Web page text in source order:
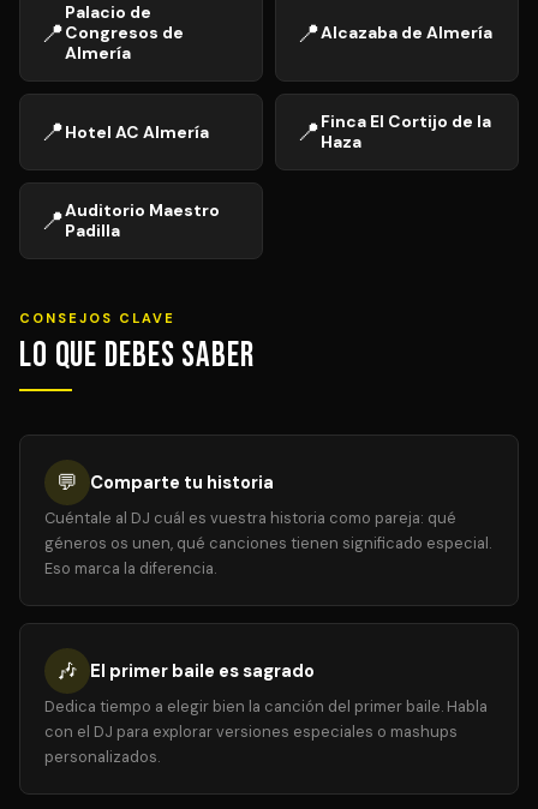
📍
Palacio de
Congresos de
Almería
📍Alcazaba de Almería
📍Hotel AC Almería 📍Finca El Cortijo de la
Haza
📍Auditorio Maestro
Padilla
CONSEJOS CLAVE
Lo que debes saber
💬 Comparte tu historia
Cuéntale al DJ cuál es vuestra historia como pareja: qué
géneros os unen, qué canciones tienen significado especial.
Eso marca la diferencia.
🎶 El primer baile es sagrado
Dedica tiempo a elegir bien la canción del primer baile. Habla
con el DJ para explorar versiones especiales o mashups
personalizados.